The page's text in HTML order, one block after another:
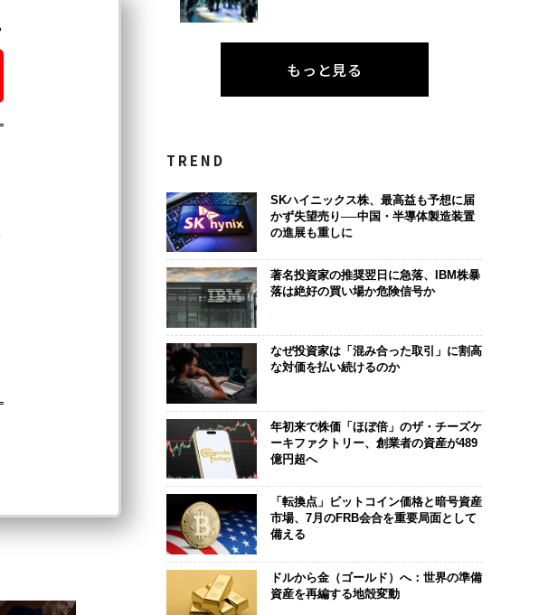
もっと見る
TREND
SKハイニックス株、最高益も予想に届
かず失望売り──中国・半導体製造装置
の進展も重しに
著名投資家の推奨翌日に急落、IBM株暴
落は絶好の買い場か危険信号か
なぜ投資家は「混み合った取引」に割高
な対価を払い続けるのか
年初来で株価「ほぼ倍」のザ・チーズケ
ーキファクトリー、創業者の資産が489
億円超へ
「転換点」ビットコイン価格と暗号資産
市場、7月のFRB会合を重要局面として
備える
ドルから金（ゴールド）へ：世界の準備
資産を再編する地殻変動